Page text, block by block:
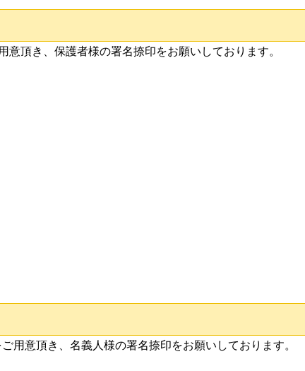
意頂き、保護者様の署名捺印をお願いしております。
用意頂き、名義人様の署名捺印をお願いしております。